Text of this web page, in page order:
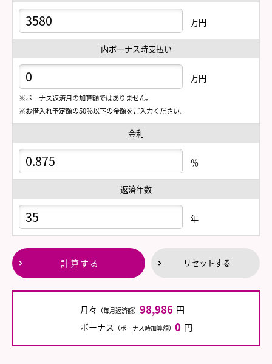
万円
内ボーナス時支払い
万円
※ボーナス返済月の加算額ではありません。
※お借入れ予定額の50％以下の金額をご入力ください。
金利
％
返済年数
年
計算する リセットする
月々 （毎月返済額） 98,986 円
ボーナス （ボーナス時加算額） 0 円